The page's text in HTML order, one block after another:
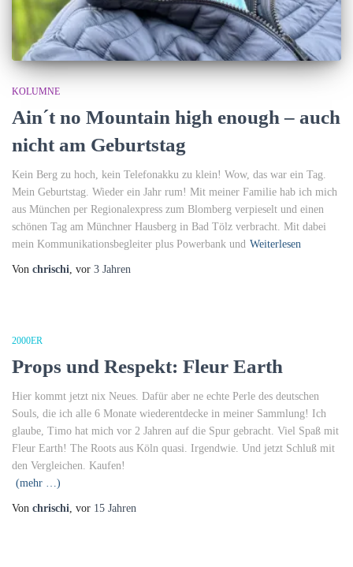
KOLUMNE
Ain´t no Mountain high enough – auch
nicht am Geburtstag
Kein Berg zu hoch, kein Telefonakku zu klein! Wow, das war ein Tag.
Mein Geburtstag. Wieder ein Jahr rum! Mit meiner Familie hab ich mich
aus München per Regionalexpress zum Blomberg verpieselt und einen
schönen Tag am Münchner Hausberg in Bad Tölz verbracht. Mit dabei
mein Kommunikationsbegleiter plus Powerbank und Weiterlesen
Von chrischi , vor 3 Jahren
2000ER
Props und Respekt: Fleur Earth
Hier kommt jetzt nix Neues. Dafür aber ne echte Perle des deutschen
Souls, die ich alle 6 Monate wiederentdecke in meiner Sammlung! Ich
glaube, Timo hat mich vor 2 Jahren auf die Spur gebracht. Viel Spaß mit
Fleur Earth! The Roots aus Köln quasi. Irgendwie. Und jetzt Schluß mit
den Vergleichen. Kaufen!
(mehr …)
Von chrischi , vor 15 Jahren